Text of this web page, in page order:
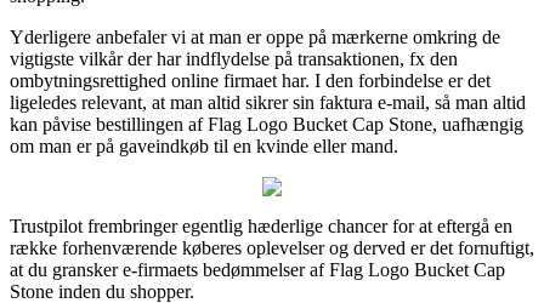
Yderligere anbefaler vi at man er oppe på mærkerne omkring de
vigtigste vilkår der har indflydelse på transaktionen, fx den
ombytningsrettighed online firmaet har. I den forbindelse er det
ligeledes relevant, at man altid sikrer sin faktura e-mail, så man altid
kan påvise bestillingen af Flag Logo Bucket Cap Stone, uafhængig
om man er på gaveindkøb til en kvinde eller mand.
Trustpilot frembringer egentlig hæderlige chancer for at eftergå en
række forhenværende køberes oplevelser og derved er det fornuftigt,
at du gransker e-firmaets bedømmelser af Flag Logo Bucket Cap
Stone inden du shopper.